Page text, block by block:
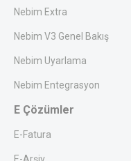
Nebim Extra
Nebim V3 Genel Bakış
Nebim Uyarlama
Nebim Entegrasyon
E Çözümler
E-Fatura
E-Arşiv